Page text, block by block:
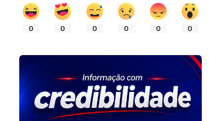
0 0 0 0 0 0